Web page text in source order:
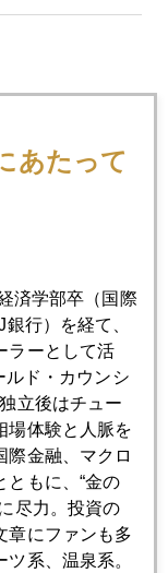
必至
あたって
済学部卒（国際
行）を経て、
ラーとして活
ルド・カウンシ
立後はチュー
場体験と人脈を
際金融、マクロ
ともに、“金の
尽力。投資の
章にファンも多
系、温泉系。